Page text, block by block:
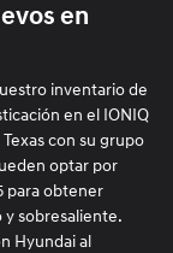
en
inventario de
en el IONIQ
con su grupo
optar por
para obtener
sobresaliente.
Hyundai al